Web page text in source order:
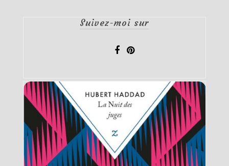
Suivez-moi sur